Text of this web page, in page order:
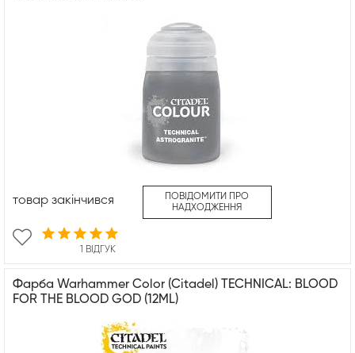
1 ВІДГУК
товар закінчився
ПОВІДОМИТИ ПРО
НАДХОДЖЕННЯ
Фарба Warhammer Color (Citadel) TECHNICAL: BLOOD
FOR THE BLOOD GOD (12ML)